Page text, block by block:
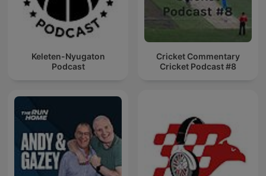
Keleten-Nyugaton
Podcast
Cricket Commentary
Cricket Podcast #8